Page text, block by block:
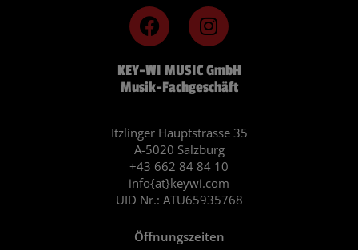
KEY-WI MUSIC GmbH
Musik-Fachgeschäft
Itzlinger Hauptstrasse 35
A-5020 Salzburg
+43 662 84 84 10
info{at}keywi.com
UID Nr.: ATU65935768
Öffnungszeiten
F
a
c
e
b
o
k
I
n
s
t
a
r
a
m